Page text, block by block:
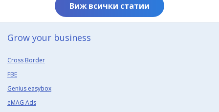
Виж всички статии
Grow your business​
Cross Border
FBE
Genius easybox
eMAG Ads